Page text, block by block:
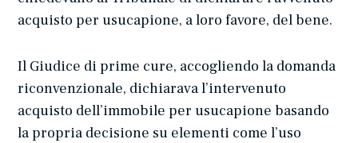
acquisto per usucapione, a loro favore, del bene.
Il Giudice di prime cure, accogliendo la domanda
riconvenzionale, dichiarava l’intervenuto
acquisto dell’immobile per usucapione basando
la propria decisione su elementi come l’uso